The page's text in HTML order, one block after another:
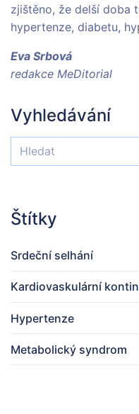
zjištěno, že delší doba
hypertenze, diabetu,
Eva Srbová
redakce MeDitorial
Vyhledávání
Štítky
Srdeční selhání
Kardiovaskulární
Hypertenze
Metabolický syndrom